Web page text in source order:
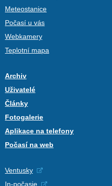
Meteostanice
Počasí u vás
Webkamery
Teplotní mapa
Archiv
Uživatelé
Články
Fotogalerie
Aplikace na telefony
Počasí na web
Ventusky
In-počasie